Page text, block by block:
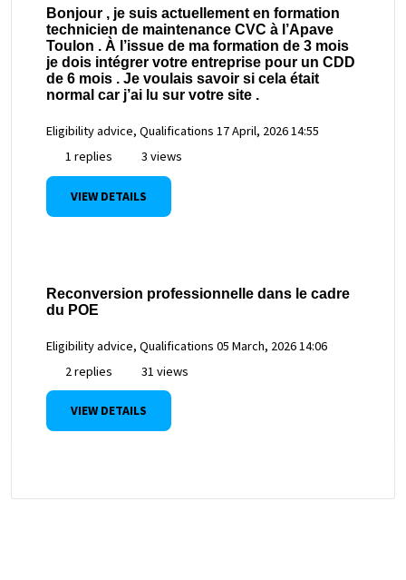
Bonjour , je suis actuellement en formation
technicien de maintenance CVC à l’Apave
Toulon . À l’issue de ma formation de 3 mois
je dois intégrer votre entreprise pour un CDD
de 6 mois . Je voulais savoir si cela était
normal car j’ai lu sur votre site .
Eligibility advice, Qualifications 17 April, 2026 14:55
1 replies
3 views
VIEW DETAILS
Reconversion professionnelle dans le cadre
du POE
Eligibility advice, Qualifications 05 March, 2026 14:06
2 replies
31 views
VIEW DETAILS